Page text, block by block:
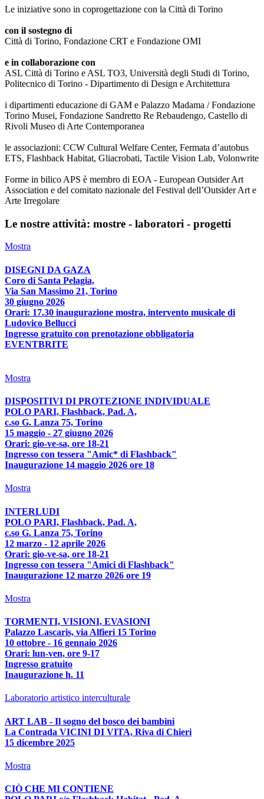
Le iniziative sono in coprogettazione con la Città di Torino
con il sostegno di
Città di Torino, Fondazione CRT e Fondazione OMI
e in collaborazione con
ASL Città di Torino e ASL TO3, Università degli Studi di Torino,
Politecnico di Torino - Dipartimento di Design e Architettura
i dipartimenti educazione di GAM e Palazzo Madama / Fondazione
Torino Musei, Fondazione Sandretto Re Rebaudengo, Castello di
Rivoli Museo di Arte Contemporanea
le associazioni: CCW Cultural Welfare Center, Fermata d’autobus
ETS, Flashback Habitat, Gliacrobati, Tactile Vision Lab, Volonwrite
Forme in bilico APS è membro di EOA - European Outsider Art
Association e del comitato nazionale del Festival dell’Outsider Art e
Arte Irregolare
Le nostre attività: mostre - laboratori - progetti
Mostra
DISEGNI DA GAZA
Coro di Santa Pelagia,
Via San Massimo 21, Torino
30 giugno 2026
Orari: 17.30 inaugurazione mostra, intervento musicale di
Ludovico Bellucci
Ingresso gratuito con prenotazione obbligatoria
EVENTBRITE
Mostra
DISPOSITIVI DI PROTEZIONE INDIVIDUALE
POLO PARI, Flashback, Pad. A,
c.so G. Lanza 75, Torino
15 maggio - 27 giugno 2026
Orari: gio-ve-sa, ore 18-21
Ingresso con tessera "Amic* di Flashback"
Inaugurazione 14 maggio 2026 ore 18
Mostra
INTERLUDI
POLO PARI, Flashback, Pad. A,
c.so G. Lanza 75, Torino
12 marzo - 12 aprile 2026
Orari: gio-ve-sa, ore 18-21
Ingresso con tessera "Amici di Flashback"
Inaugurazione 12 marzo 2026 ore 19
Mostra
TORMENTI, VISIONI, EVASIONI
Palazzo Lascaris, via Alfieri 15 Torino
10 ottobre - 16 gennaio 2026
Orari: lun-ven, ore 9-17
Ingresso gratuito
Inaugurazione h. 11
Laboratorio artistico interculturale
ART LAB - Il sogno del bosco dei bambini
La Contrada VICINI DI VITA, Riva di Chieri
15 dicembre 2025
Mostra
CIÒ CHE MI CONTIENE